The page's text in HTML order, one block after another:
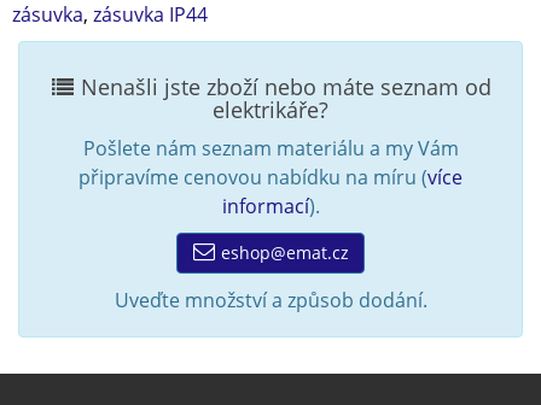
zásuvka, zásuvka IP44
Nenašli jste zboží nebo máte seznam od
elektrikáře?
Pošlete nám seznam materiálu a my Vám
připravíme cenovou nabídku na míru (více
informací).
eshop@emat.cz
Uveďte množství a způsob dodání.